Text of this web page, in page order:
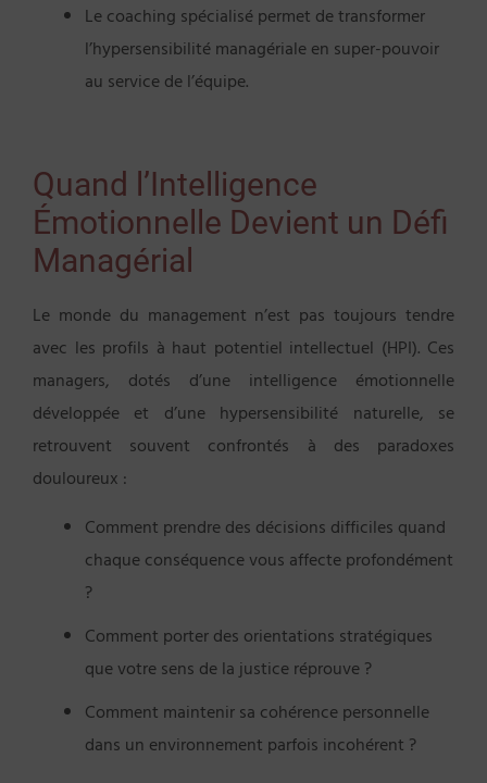
Le coaching spécialisé permet de transformer
l’hypersensibilité managériale en super-pouvoir
au service de l’équipe.
Quand l’Intelligence
Émotionnelle Devient un Défi
Managérial
Le monde du management n’est pas toujours tendre
avec les profils à haut potentiel intellectuel (HPI). Ces
managers, dotés d’une intelligence émotionnelle
développée et d’une hypersensibilité naturelle, se
retrouvent souvent confrontés à des paradoxes
douloureux :
Comment prendre des décisions difficiles quand
chaque conséquence vous affecte profondément
?
Comment porter des orientations stratégiques
que votre sens de la justice réprouve ?
Comment maintenir sa cohérence personnelle
dans un environnement parfois incohérent ?